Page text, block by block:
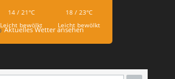
14 / 21°C
Leicht bewölkt
18 / 23°C
Leicht bewölkt
Aktuelles Wetter ansehen